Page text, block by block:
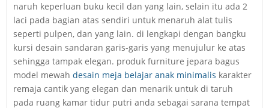
naruh keperluan buku kecil dan yang lain, selain itu ada 2
laci pada bagian atas sendiri untuk menaruh alat tulis
seperti pulpen, dan yang lain. di lengkapi dengan bangku
kursi desain sandaran garis-garis yang menujulur ke atas
sehingga tampak elegan. produk furniture jepara bagus
model mewahdesain meja belajar anak minimalis karakter
remaja cantik yang elegan dan menarik untuk di taruh
pada ruang kamar tidur putri anda sebagai sarana tempat